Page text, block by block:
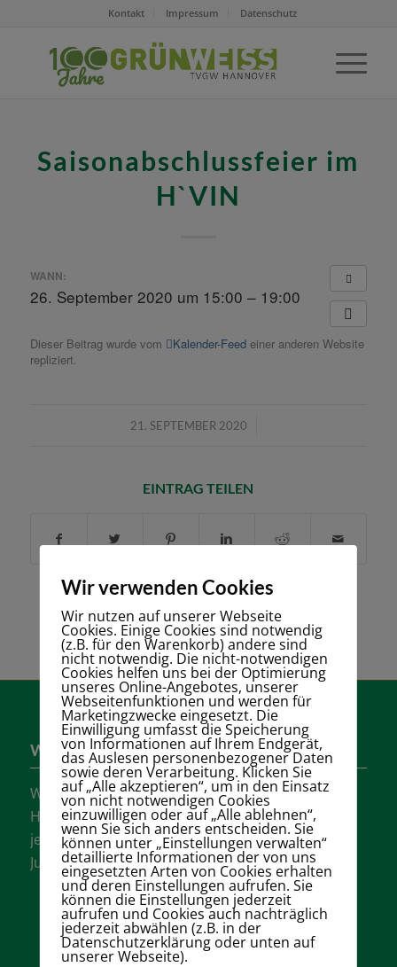
Kontakt Impressum Datenschutz
Saisonabschlussfeier im
H`VIN
WANN:
26. September 2020 um 15:00 – 19:00
Dieser Beitrag wurde vom Kalender-Feedeiner anderen Website
repliziert.
21. SEPTEMBER 2020
/
EINTRAG TEILEN
Wer sind wir?
Wir sind einer der größten Tennisvereine
Hannovers mit vielen aktiven Mannschaften in
jeder Altersklasse für Damen, Herren und
Jugendliche.
Wir verwenden Cookies
Wir nutzen auf unserer Webseite
Cookies. Einige Cookies sind notwendig
(z.B. für den Warenkorb) andere sind
nicht notwendig. Die nicht-notwendigen
Cookies helfen uns bei der Optimierung
unseres Online-Angebotes, unserer
Webseitenfunktionen und werden für
Marketingzwecke eingesetzt. Die
Einwilligung umfasst die Speicherung
von Informationen auf Ihrem Endgerät,
das Auslesen personenbezogener Daten
sowie deren Verarbeitung. Klicken Sie
auf „Alle akzeptieren“, um in den Einsatz
von nicht notwendigen Cookies
einzuwilligen oder auf „Alle ablehnen“,
wenn Sie sich anders entscheiden. Sie
können unter „Einstellungen verwalten“
detaillierte Informationen der von uns
eingesetzten Arten von Cookies erhalten
und deren Einstellungen aufrufen. Sie
können die Einstellungen jederzeit
aufrufen und Cookies auch nachträglich
jederzeit abwählen (z.B. in der
Datenschutzerklärung oder unten auf
unserer Webseite).